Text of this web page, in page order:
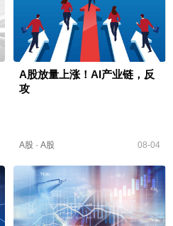
A股放量上涨！AI产业链，反
攻
A股 · A股 08-04